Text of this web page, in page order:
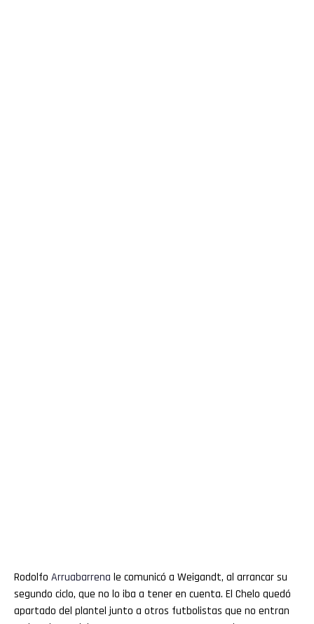
Rodolfo Arruabarrena le comunicó a Weigandt, al arrancar su
segundo ciclo, que no lo iba a tener en cuenta. El Chelo quedó
apartado del plantel junto a otros futbolistas que no entran